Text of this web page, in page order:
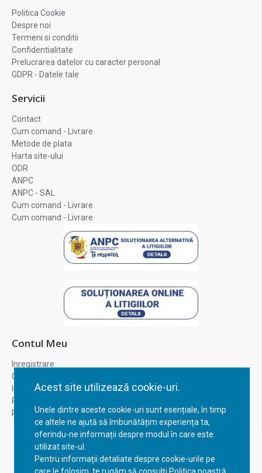
Acest site utilizează cookie-uri.
Unele dintre aceste cookie-uri sunt esențiale, în timp
ce altele ne ajută să îmbunătățim experiența ta,
oferindu-ne informații despre modul în care este
utilizat site-ul.
Pentru informații detaliate despre cookie-urile pe
Politica Cookie
Despre noi
Termeni si conditii
Confidentialitate
Prelucrarea datelor cu caracter personal
GDPR - Datele tale
Servicii
Contact
Cum comand - Livrare
Metode de plata
Harta site-ului
ODR
ANPC
ANPC - SAL
Cum comand - Livrare
Cum comand - Livrare
Contul Meu
Inregistrare
Contul meu
Istoric comenzi
Recuperare parola
Returnare produs